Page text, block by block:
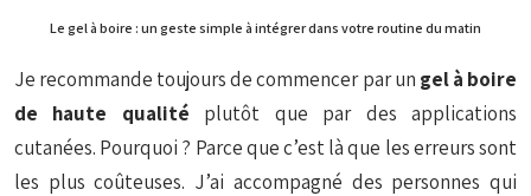
Le gel à boire : un geste simple à intégrer dans votre routine du matin
Je recommande toujours de commencer par un gel à boire
de haute qualité plutôt que par des applications
cutanées. Pourquoi ? Parce que c’est là que les erreurs sont
les plus coûteuses. J’ai accompagné des personnes qui